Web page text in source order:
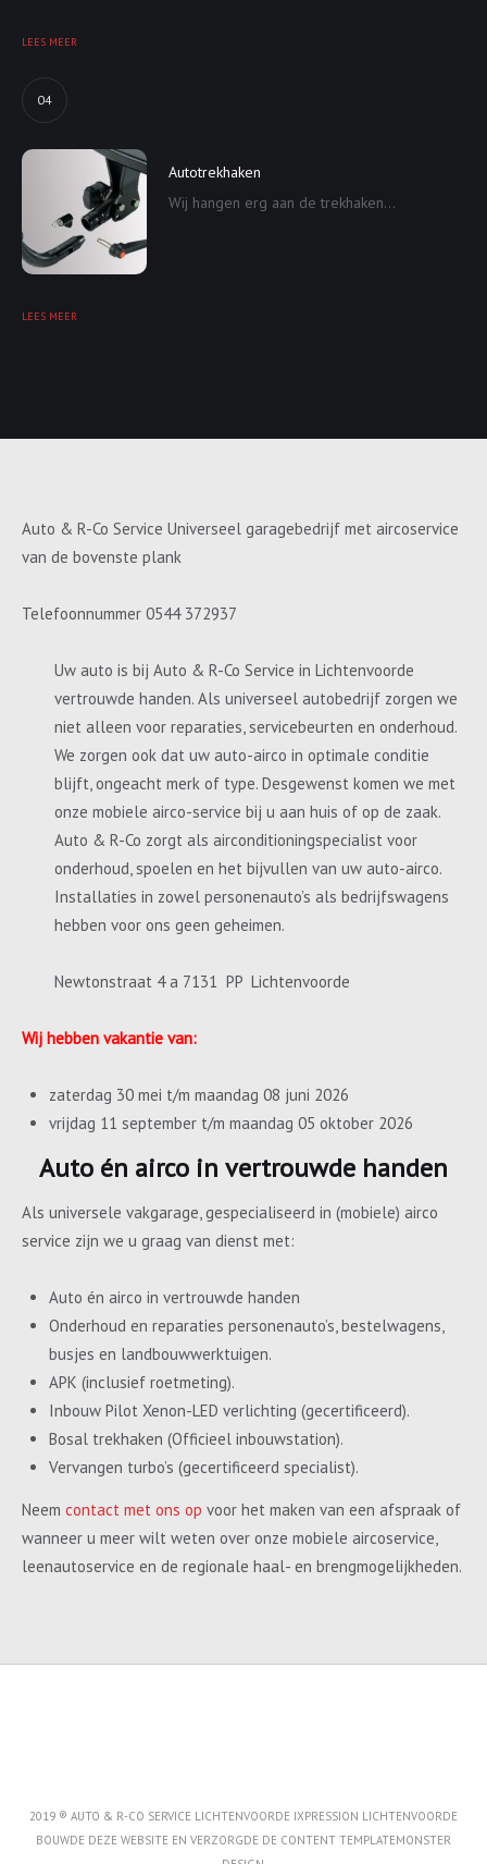
LEES MEER
04
Autotrekhaken
Wij hangen erg aan de trekhaken...
LEES MEER
Auto & R-Co Service Universeel garagebedrijf met aircoservice
van de bovenste plank
Telefoonnummer 0544 372937
Uw auto is bij Auto & R-Co Service in Lichtenvoorde
vertrouwde handen. Als universeel autobedrijf zorgen we
niet alleen voor reparaties, servicebeurten en onderhoud.
We zorgen ook dat uw auto-airco in optimale conditie
blijft, ongeacht merk of type. Desgewenst komen we met
onze mobiele airco-service bij u aan huis of op de zaak.
Auto & R-Co zorgt als airconditioningspecialist voor
onderhoud, spoelen en het bijvullen van uw auto-airco.
Installaties in zowel personenauto’s als bedrijfswagens
hebben voor ons geen geheimen.
Newtonstraat 4 a 7131 PP Lichtenvoorde
Wij hebben vakantie van:
zaterdag 30 mei t/m maandag 08 juni 2026
vrijdag 11 september t/m maandag 05 oktober 2026
Auto én airco in vertrouwde handen
Als universele vakgarage, gespecialiseerd in (mobiele) airco
service zijn we u graag van dienst met:
Auto én airco in vertrouwde handen
Onderhoud en reparaties personenauto’s, bestelwagens,
busjes en landbouwwerktuigen.
APK (inclusief roetmeting).
Inbouw Pilot Xenon-LED verlichting (gecertificeerd).
Bosal trekhaken (Officieel inbouwstation).
Vervangen turbo’s (gecertificeerd specialist).
Neem contact met ons op voor het maken van een afspraak of
wanneer u meer wilt weten over onze mobiele aircoservice,
leenautoservice en de regionale haal- en brengmogelijkheden.
2019 ® AUTO & R-CO SERVICE LICHTENVOORDE IXPRESSION LICHTENVOORDE
BOUWDE DEZE WEBSITE EN VERZORGDE DE CONTENT TEMPLATEMONSTER